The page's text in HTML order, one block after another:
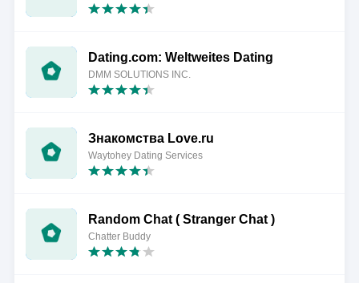
Dating.com: Weltweites Dating
DMM SOLUTIONS INC.
Знакомства Love.ru
Waytohey Dating Services
Random Chat ( Stranger Chat )
Chatter Buddy